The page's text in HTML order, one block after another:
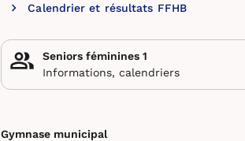
Calendrier et résultats FFHB
Seniors féminines 1
Informations, calendriers
Gymnase municipal